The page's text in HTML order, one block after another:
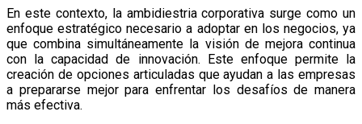
En este contexto, la ambidiestria corporativa surge como un
enfoque estratégico necesario a adoptar en los negocios, ya
que combina simultáneamente la visión de mejora continua
con la capacidad de innovación. Este enfoque permite la
creación de opciones articuladas que ayudan a las empresas
a prepararse mejor para enfrentar los desafíos de manera
más efectiva.